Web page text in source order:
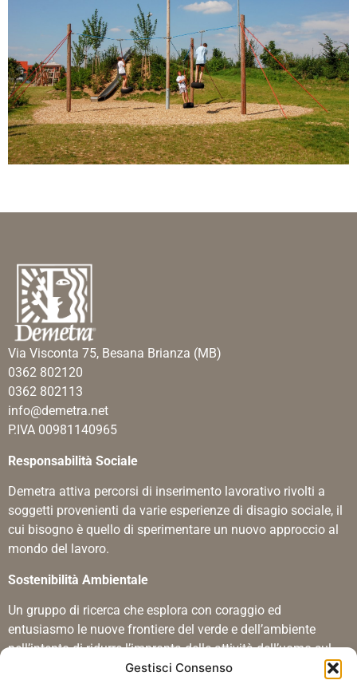
Gestisci Consenso
Via Visconta 75, Besana Brianza (MB)
0362 802120
0362 802113
info@demetra.net
P.IVA 00981140965
Responsabilità Sociale
Demetra attiva percorsi di inserimento lavorativo rivolti a
soggetti provenienti da varie esperienze di disagio sociale, il
cui bisogno è quello di sperimentare un nuovo approccio al
mondo del lavoro.
Sostenibilità Ambientale
Un gruppo di ricerca che esplora con coraggio ed
entusiasmo le nuove frontiere del verde e dell’ambiente
nell’intento di ridurre l’impronta delle attività dell’uomo sul